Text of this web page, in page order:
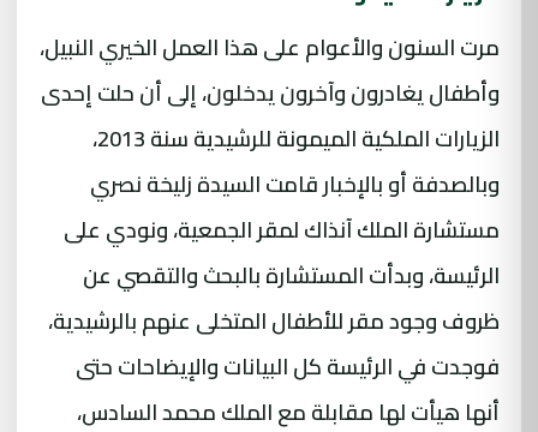
مرت السنون والأعوام على هذا العمل الخيري النبيل،
وأطفال يغادرون وآخرون يدخلون، إلى أن حلت إحدى
الزيارات الملكية الميمونة للرشيدية سنة 2013،
وبالصدفة أو بالإخبار قامت السيدة زليخة نصري
مستشارة الملك آنذاك لمقر الجمعية، ونودي على
الرئيسة، وبدأت المستشارة بالبحث والتقصي عن
ظروف وجود مقر للأطفال المتخلى عنهم بالرشيدية،
فوجدت في الرئيسة كل البيانات والإيضاحات حتى
أنها هيأت لها مقابلة مع الملك محمد السادس،